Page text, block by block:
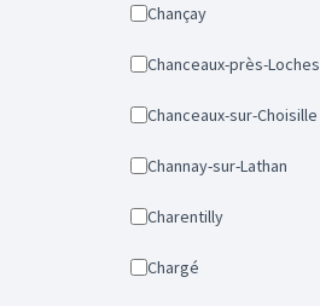
Chançay
Chanceaux-près-Loches
Chanceaux-sur-Choisille
Channay-sur-Lathan
Charentilly
Chargé